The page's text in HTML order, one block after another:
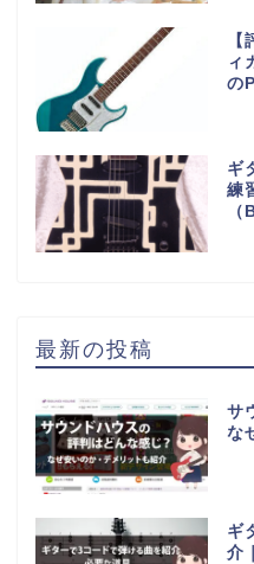
ィ
の
ギ
練
最新の投稿
サ
な
ギ
介